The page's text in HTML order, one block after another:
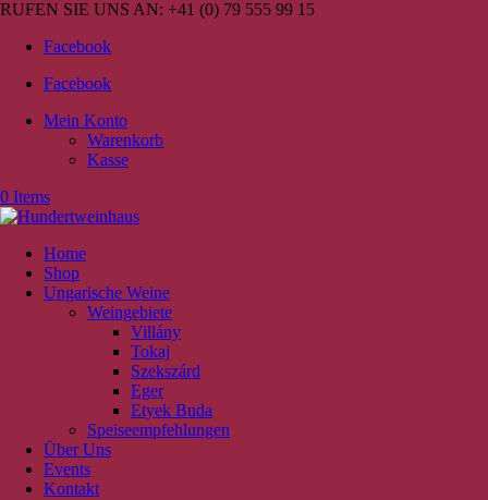
RUFEN SIE UNS AN: +41 (0) 79 555 99 15
Facebook
Facebook
Mein Konto
Warenkorb
Kasse
0 Items
Home
Shop
Ungarische Weine
Weingebiete
Villány
Tokaj
Szekszárd
Eger
Etyek Buda
Speiseempfehlungen
Über Uns
Events
Kontakt